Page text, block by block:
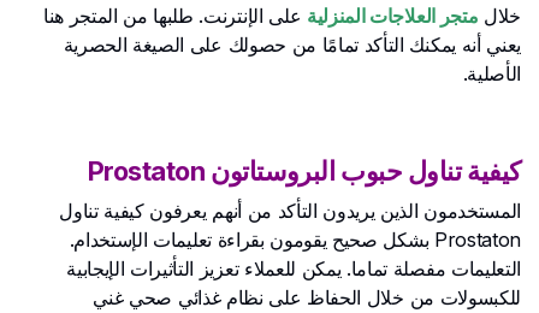
خلال متجر العلاجات المنزلية على الإنترنت. طلبها من المتجر هنا
يعني أنه يمكنك التأكد تمامًا من حصولك على الصيغة الحصرية
الأصلية.
كيفية تناول حبوب البروستاتون Prostaton
المستخدمون الذين يريدون التأكد من أنهم يعرفون كيفية تناول
Prostaton بشكل صحيح يقومون بقراءة تعليمات الإستخدام.
التعليمات مفصلة تماما. يمكن للعملاء تعزيز التأثيرات الإيجابية
للكبسولات من خلال الحفاظ على نظام غذائي صحي غني